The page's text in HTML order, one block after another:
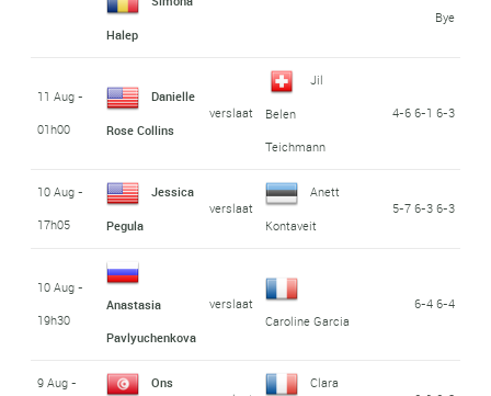
Halep
Bye
11 Aug -
01h00
Danielle
Rose Collins
verslaat
Jil
Belen
Teichmann
4-6 6-1 6-3
10 Aug -
17h05
Jessica
Pegula
verslaat
Anett
Kontaveit
5-7 6-3 6-3
10 Aug -
19h30
Anastasia
Pavlyuchenkova
verslaat
Caroline Garcia
6-4 6-4
9 Aug -
Ons Clara